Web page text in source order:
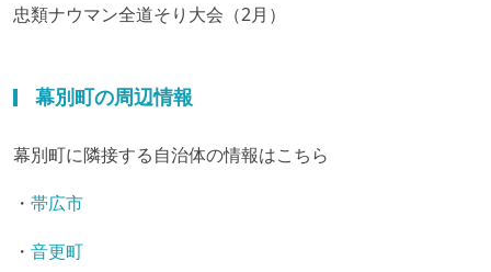
忠類ナウマン全道そり大会（2月）
幕別町の周辺情報
幕別町に隣接する自治体の情報はこちら
・ 帯広市
・ 音更町